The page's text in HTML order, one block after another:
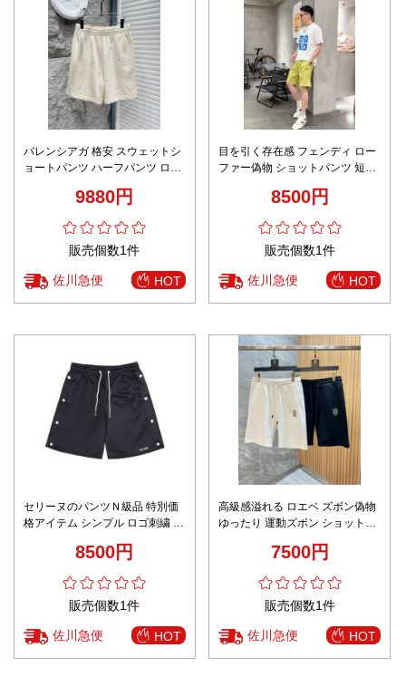
バレンシアガ 格安 スウェットシ
ョートパンツ ハーフパンツ ロゴ
9880円
販売個数1件
佐川急便 HOT
目を引く存在感 フェンディ ロー
ファー偽物 ショットパンツ 短パ
ン 多い色可選 グリーン
8500円
販売個数1件
佐川急便 HOT
セリーヌのパンツＮ級品 特別価
格アイテム シンプル ロゴ刺繍 ズ
8500円
販売個数1件
佐川急便 HOT
高級感溢れる ロエベ ズボン偽物
ゆったり 運動ズボン ショットパ
7500円
販売個数1件
佐川急便 HOT